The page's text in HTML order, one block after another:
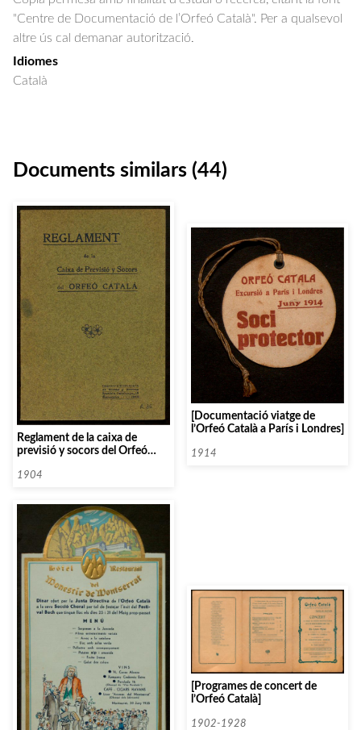
"Centre de Documentació de l’Orfeó Català". Per a qualsevol
altre ús cal demanar autorització.
Idiomes
Català
Documents similars (44)
Reglament de la caixa de
previsió y socors del Orfeó
1904
[Documentació viatge de
l’Orfeó Català a París i Londres]
1914
[Programes de concert de
l’Orfeó Català]
1902-1928